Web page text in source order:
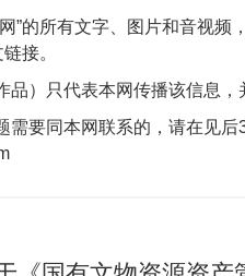
”的所有文字、图片和音视
接。
品）只代表本网传播该信息
需要同本网联系的，请在见后